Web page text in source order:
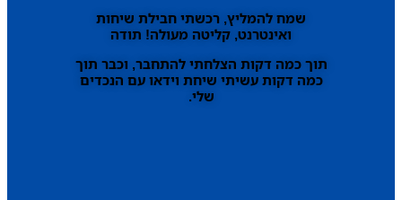
שמח להמליץ, רכשתי חבילת שיחות
ואינטרנט, קליטה מעולה! תודה
תוך כמה דקות הצלחתי להתחבר, וכבר תוך
כמה דקות עשיתי שיחת וידאו עם הנכדים
שלי.